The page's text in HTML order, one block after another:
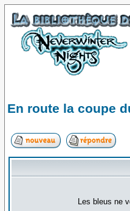
En route la coupe
Les bleus ne